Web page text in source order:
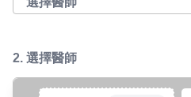
2. 選擇醫師